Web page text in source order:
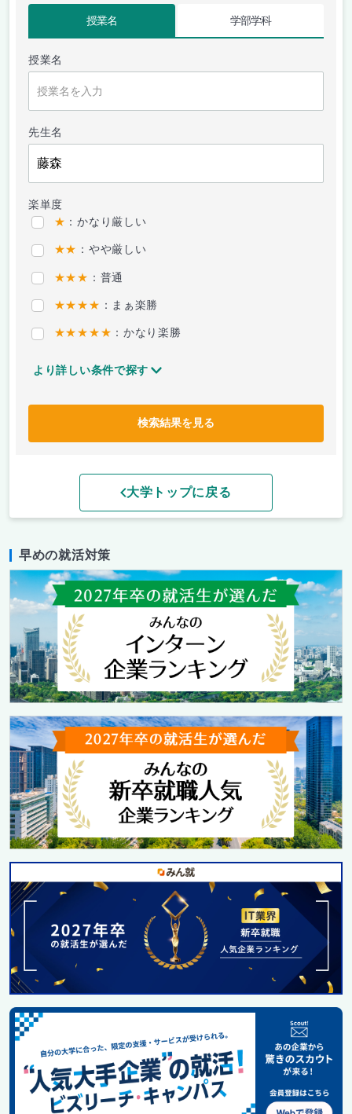
授業名 学部学科
授業名
先生名
楽単度
★ ：かなり厳しい
★★ ：やや厳しい
★★★ ：普通
★★★★ ：まぁ楽勝
★★★★★ ：かなり楽勝
より詳しい条件で探す
検索結果を見る
大学トップに戻る
早めの就活対策